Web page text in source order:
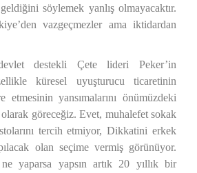
söylemek yanlış olmayacaktır.
vazgeçmezler ama iktidardan
destekli Çete lideri Peker’in
küresel uyuşturucu ticaretinin
etmesinin yansımalarını önümüzdeki
göreceğiz. Evet, muhalefet sokak
tercih etmiyor, Dikkatini erkek
olan seçime vermiş görünüyor.
yaparsa yapsın artık 20 yıllık bir